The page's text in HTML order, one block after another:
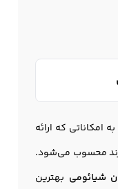
امکاناتی که ارائه
محسوب می‌شود.
شیائومی بهترین